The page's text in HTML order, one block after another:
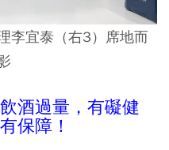
李宜泰（右3）席地而
酒過量，有礙健
保障！